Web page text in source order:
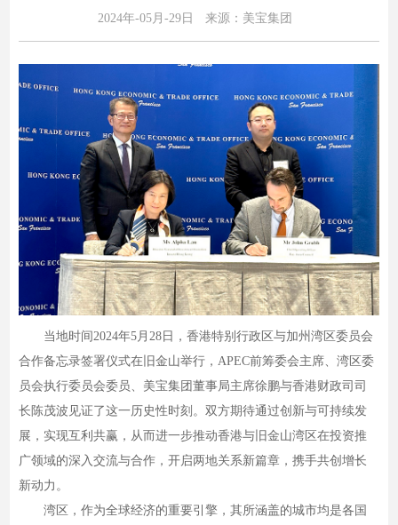
2024年-05月-29日 来源：美宝集团
当地时间2024年5月28日，香港特别行政区与加州湾区委员会
合作备忘录签署仪式在旧金山举行，APEC前筹委会主席、湾区委
员会执行委员会委员、美宝集团董事局主席徐鹏与香港财政司司
长陈茂波见证了这一历史性时刻。双方期待通过创新与可持续发
展，实现互利共赢，从而进一步推动香港与旧金山湾区在投资推
广领域的深入交流与合作，开启两地关系新篇章，携手共创增长
新动力。
湾区，作为全球经济的重要引擎，其所涵盖的城市均是各国